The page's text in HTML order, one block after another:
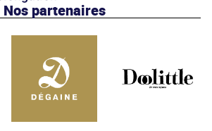
Nos partenaires